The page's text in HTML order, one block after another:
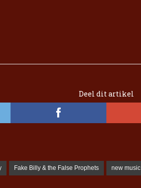
Deel dit artikel
Fake Billy & the False Prophets new music